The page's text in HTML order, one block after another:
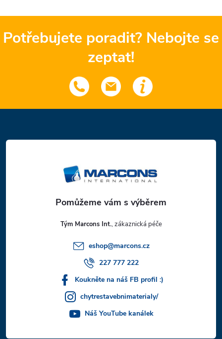
Potřebujete poradit? Nebojte se
zeptat!
á
Tým Marcons Int.
eshop@marcons.cz
227 777 222
Koukněte na náš FB profil :)
chytrestavebnimaterialy/
Náš YouTube kanálek